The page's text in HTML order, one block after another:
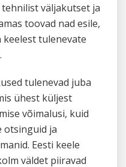
väljakutset ja
toovad nad esile,
tulenevate
tulenevad juba
ühest küljest
võimalusi, kuid
otsinguid ja
Eesti keele
väldet piiravad